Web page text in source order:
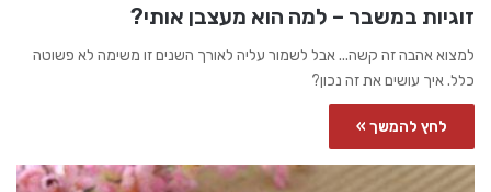
זוגיות במשבר – למה הוא מעצבן אותי?
למצוא אהבה זה קשה... אבל לשמור עליה לאורך השנים זו משימה לא פשוטה
כלל. איך עושים את זה נכון?
לחץ להמשך »